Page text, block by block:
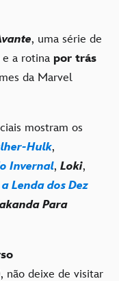
, uma série de
e a rotina por trás
da Marvel
mostram os
Hulk,
Invernal, Loki,
Lenda dos Dez
Para
não deixe de visitar